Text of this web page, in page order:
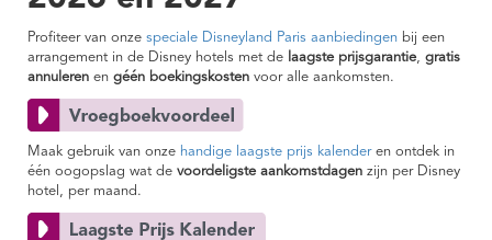
Profiteer van onze speciale Disneyland Paris aanbiedingen bij een
arrangement in de Disney hotels met de laagste prijsgarantie, gratis
annuleren en géén boekingskosten voor alle aankomsten.
Maak gebruik van onze handige laagste prijs kalenderen ontdek in
één oogopslag wat de voordeligste aankomstdagen zijn per Disney
hotel, per maand.